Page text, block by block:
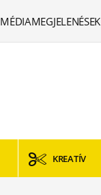
MÉDIAMEGJELENÉSEK
KREATÍV